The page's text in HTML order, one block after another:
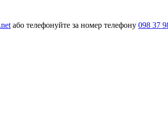
або телефонуйте за номер телефону 098 37